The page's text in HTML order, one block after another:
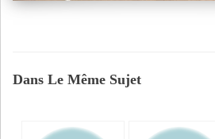
Dans Le Même Sujet